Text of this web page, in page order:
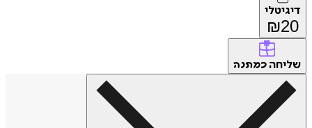
דיגיטלי
₪20
שליחה כמתנה